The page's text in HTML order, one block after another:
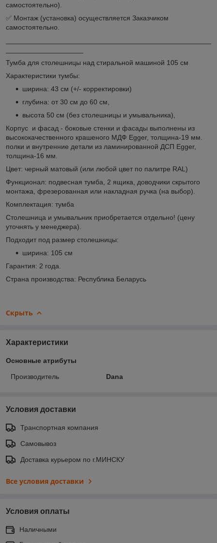
самостоятельно).
✅ Монтаж (установка) осуществляется Заказчиком
самостоятельно.
Тумба для столешницы над стиральной машиной 105 см
Характеристики тумбы:
ширина: 43 см (+/- корректировки)
глубина: от 30 см до 60 см,
высота 50 см (без столешницы и умывальника),
Корпус и фасад - боковые стенки и фасады выполнены из
высококачественного крашеного МДФ Egger, толщина-19 мм.
полки и внутренние детали из ламинированной ДСП Egger,
толщина-16 мм.
Цвет: черный матовый (или любой цвет по палитре RAL)
Функционал: подвесная тумба, 2 ящика, доводчики скрытого
монтажа, фрезерованная или накладная ручка (на выбор).
Комплектация: тумба
Столешница и умывальник приобретается отдельно! (цену
уточнять у менеджера).
Подходит под размер столешницы:
ширина: 105 см
Гарантия: 2 года.
Страна производства: Республика Беларусь
Скрыть
Характеристики
Основные атрибуты
Производитель Dana
Условия доставки
Транспортная компания
Самовывоз
Доставка курьером по г.МИНСКУ
Все условия доставки
Условия оплаты
Наличными